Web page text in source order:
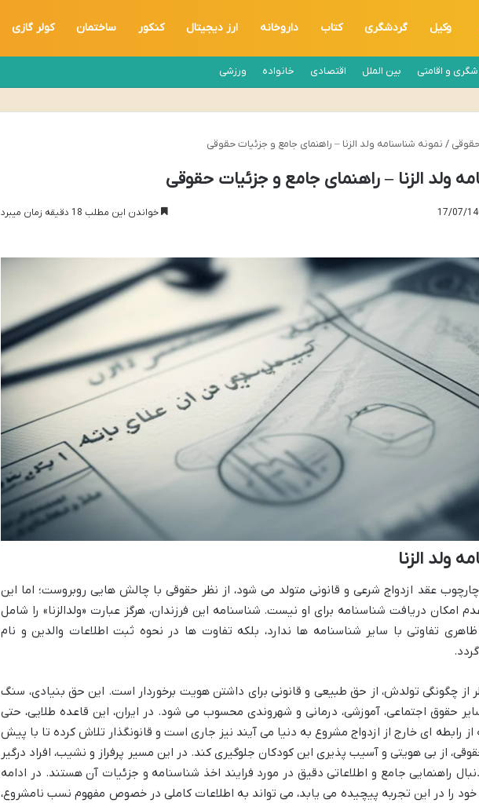
وکیل گردشگری کتاب داروخانه ارز دیجیتال کنکور ساختمان کولر گازی
و اقامتی بین الملل اقتصادی خانواده ورزشی
/ نمونه شناسنامه ولد الزنا – راهنمای جامع و جزئیات حقوقی
ولد الزنا – راهنمای جامع و جزئیات حقوقی
خواندن این مطلب 18 دقیقه زمان میبرد
ولد الزنا
عقد ازدواج شرعی و قانونی متولد می شود، از نظر حقوقی با چالش هایی روبروست؛ اما این
امکان دریافت شناسنامه برای او نیست. شناسنامه این فرزندان، هرگز عبارت «ولدالزنا» را شامل
تفاوتی با سایر شناسنامه ها ندارد، بلکه تفاوت ها در نحوه ثبت اطلاعات والدین و نام
از چگونگی تولدش، از حق طبیعی و قانونی برای داشتن هویت برخوردار است. این حق بنیادی، سنگ
سایر حقوق اجتماعی، آموزشی، درمانی و شهروندی محسوب می شود. در ایران، این قاعده طلایی، حتی
از رابطه ای خارج از ازدواج مشروع به دنیا می آیند نیز جاری است و قانونگذار تلاش کرده تا با پیش
از بی هویتی و آسیب پذیری این کودکان جلوگیری کند. در این مسیر پرفراز و نشیب، افراد درگیر
راهنمایی جامع و اطلاعاتی دقیق در مورد فرایند اخذ شناسنامه و جزئیات آن هستند. در ادامه
خود را در این تجربه پیچیده می یابد، می تواند به اطلاعات کاملی در خصوص مفهوم نسب نامشروع،